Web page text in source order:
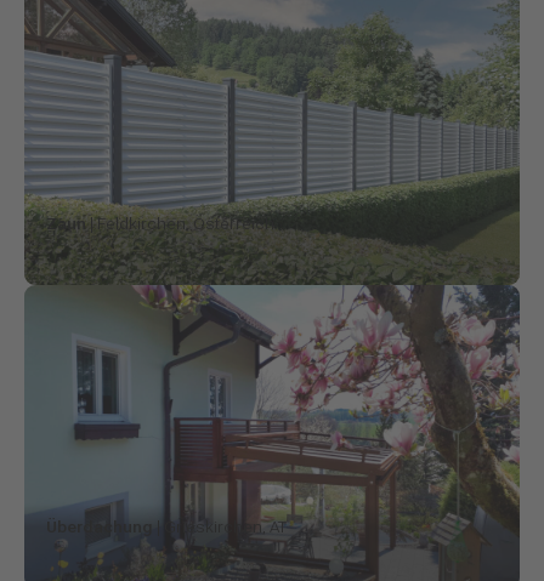
Zaun| Feldkirchen, Österreich
Überdachung | Grieskirchen, AT